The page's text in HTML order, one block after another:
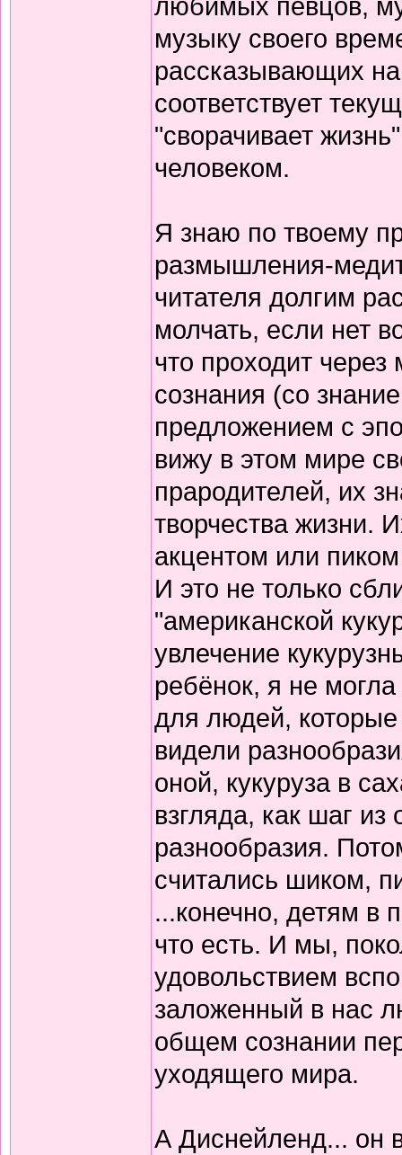
музыку своего
рассказывающих
соответствует
"сворачивает
человеком.
Я знаю по твоему
размышления-
читателя долгим
молчать, если нет
что проходит
сознания (со
предложением с
вижу в этом мире
прародителей, их
творчества жизни.
акцентом или
И это не только
"американской
увлечение
ребёнок, я не
для людей,
видели
оной, кукуруза в
взгляда, как шаг
разнообразия.
считались шиком,
...конечно, детям в
что есть. И мы,
удовольствием
заложенный в нас
общем сознании
уходящего мира.
А Диснейленд... он